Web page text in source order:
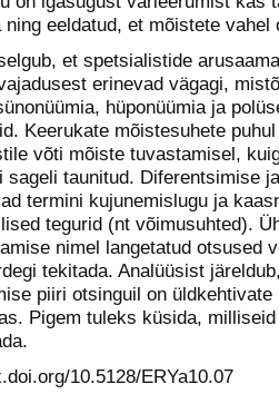
ning eeldatud, et mõistete vahel
et spetsialistide
erinevad vägagi,
hüponüümia ja
Keerukate mõistesuhete
võti mõiste tuvastamisel,
sageli taunitud. Diferentsimise
termini kujunemislugu ja
tegurid (nt võimusuhted).
nimel langetatud otsused
tekitada. Analüüsist
piiri otsinguil on üldkehtivate
Pigem tuleks küsida,
10.5128/ERYa10.07